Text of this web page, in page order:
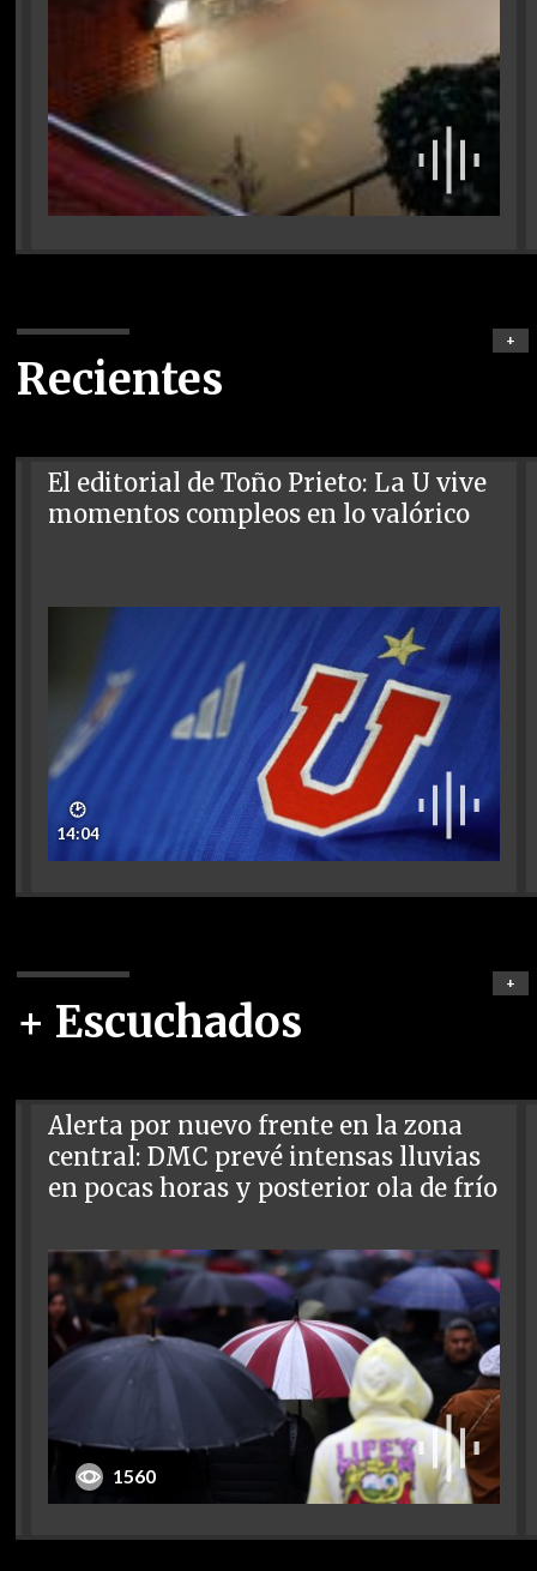
Recientes
+
El editorial de Toño Prieto: La U vive
momentos compleos en lo valórico
🕑
14:04
+ Escuchados
+
Alerta por nuevo frente en la zona
central: DMC prevé intensas lluvias
en pocas horas y posterior ola de frío
1560